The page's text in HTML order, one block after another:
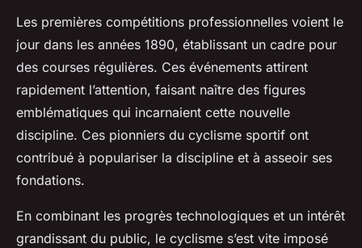
Les premières compétitions professionnelles voient le
jour dans les années 1890, établissant un cadre pour
des courses régulières. Ces événements attirent
rapidement l’attention, faisant naître des figures
emblématiques qui incarnaient cette nouvelle
discipline. Ces pionniers du cyclisme sportif ont
contribué à populariser la discipline et à asseoir ses
fondations.
En combinant les progrès technologiques et un intérêt
grandissant du public, le cyclisme s’est vite imposé